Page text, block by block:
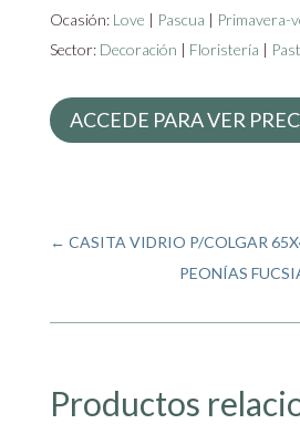
Ocasión: Love | Pascua | Primavera-
Sector: Decoración | Floristería |
ACCEDE PARA VER
← CASITA VIDRIO P/COLGAR
PEONÍAS
Productos